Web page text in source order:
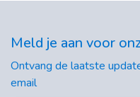
Meld je aan voor
Ontvang de laatste
email